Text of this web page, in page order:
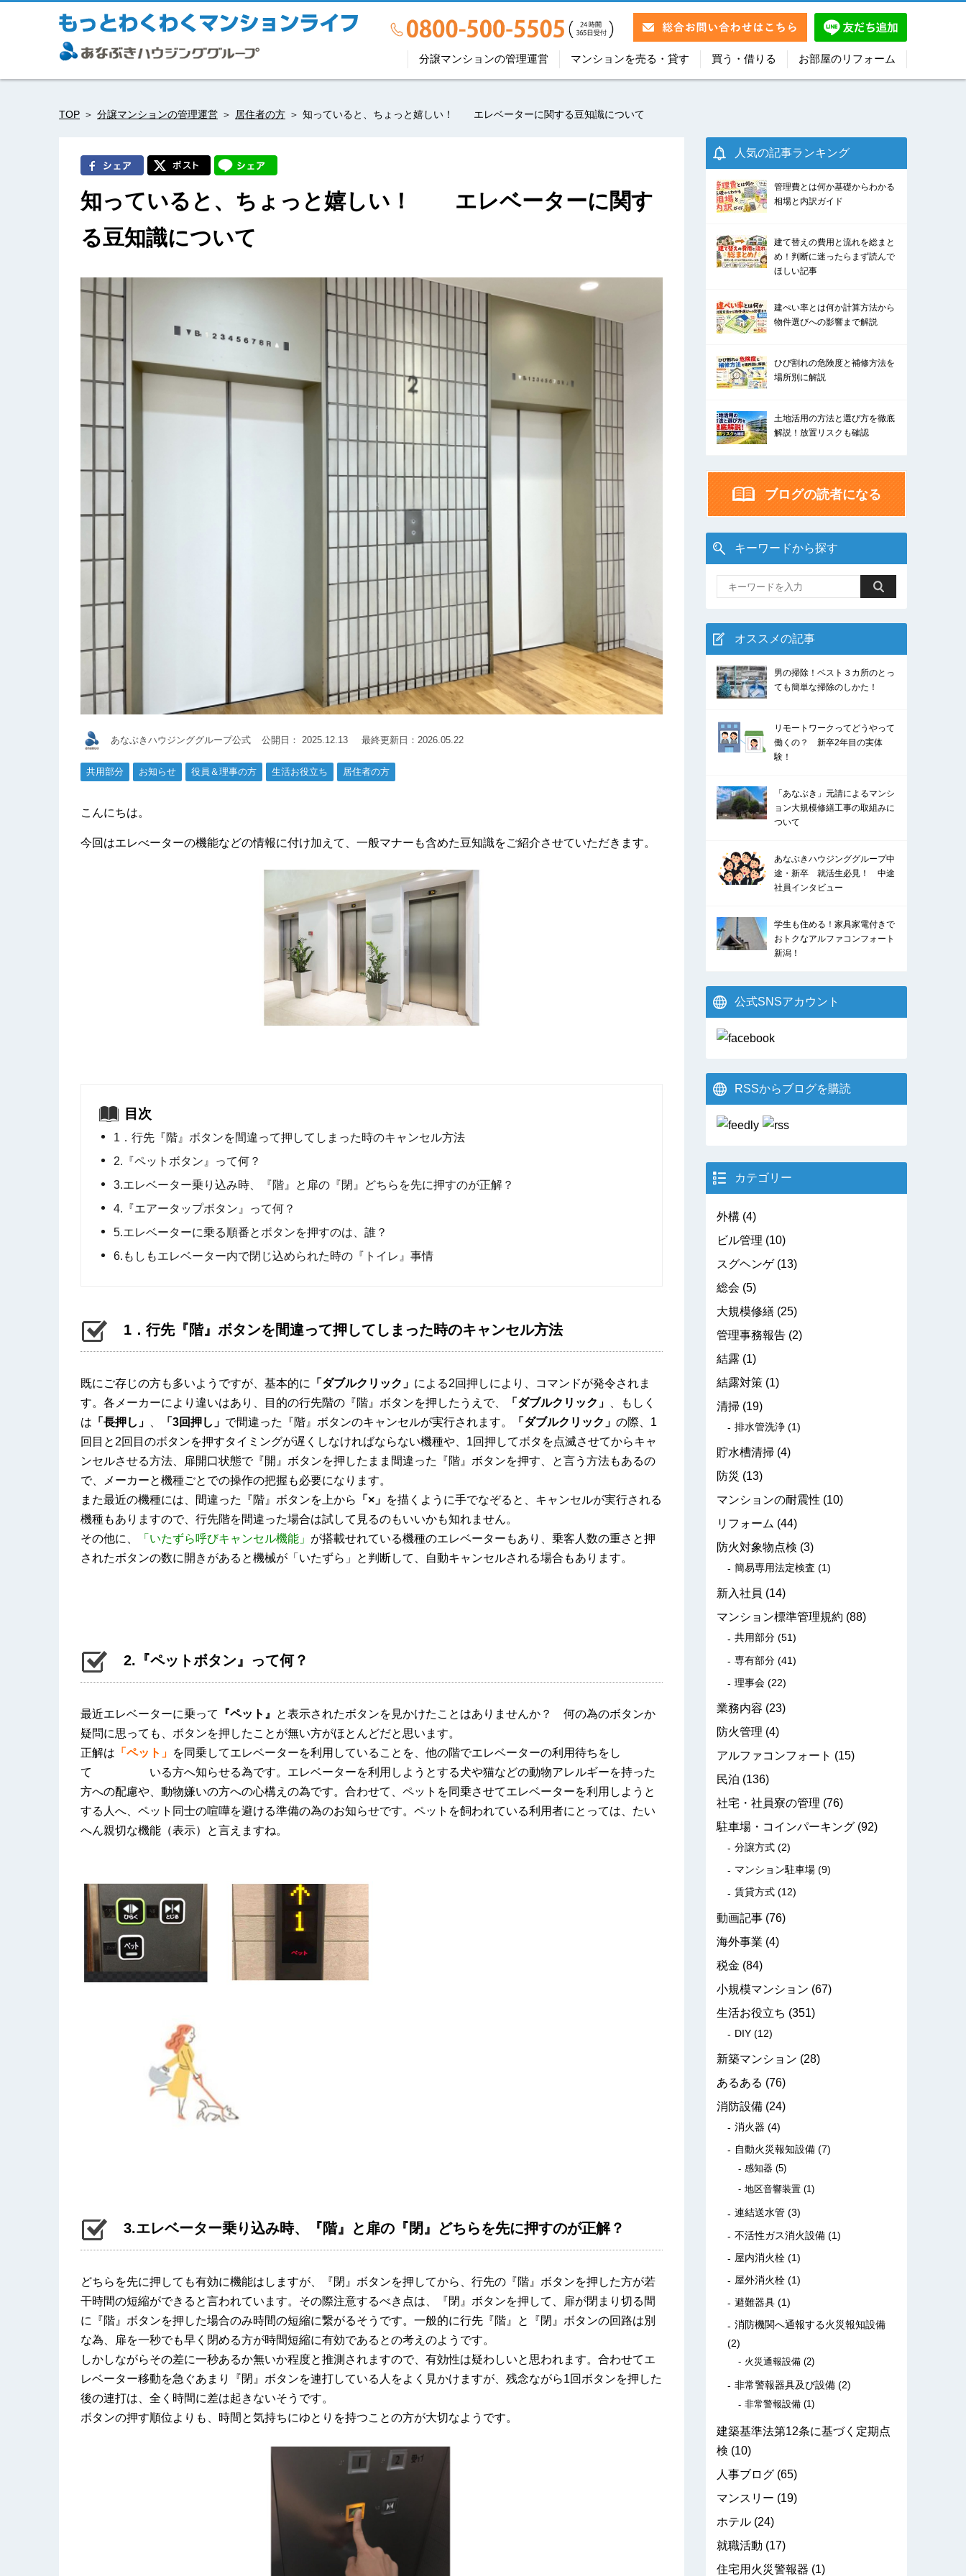
分譲マンションの管理運営 マンションを売る・貸す 買う・借りる お部屋のリフォーム
TOP 分譲マンションの管理運営 居住者の方 知っていると、ちょっと嬉しい！ エレベーターに関する豆知識について
知っていると、ちょっと嬉しい！ エレベーターに関す
る豆知識について
あなぶきハウジンググループ公式 公開日： 2025.12.13 最終更新日：2026.05.22
共用部分 お知らせ 役員＆理事の方 生活お役立ち 居住者の方
こんにちは。
今回はエレべーターの機能などの情報に付け加えて、一般マナーも含めた豆知識をご紹介させていただきます。
目次
1．行先『階』ボタンを間違って押してしまった時のキャンセル方法
2.『ペットボタン』って何？
3.エレベーター乗り込み時、『階』と扉の『閉』どちらを先に押すのが正解？
4.『エアータップボタン』って何？
5.エレベーターに乗る順番とボタンを押すのは、誰？
6.もしもエレベーター内で閉じ込められた時の『トイレ』事情
1．行先『階』ボタンを間違って押してしまった時のキャンセル方法
既にご存じの方も多いようですが、基本的に 「ダブルクリック」 による2回押しにより、コマンドが発令されま
す。各メーカーにより違いはあり、目的の行先階の『階』ボタンを押したうえで、
「ダブルクリック」
、もしく
は 「長押し」 「3回押し」 で間違った『階』ボタンのキャンセルが実行されます。 「ダブルクリック」 の際、1
回目と2回目のボタンを押すタイミングが遅くしなければならない機種や、1回押してボタを点滅させてからキャ
ンセルさせる方法、扉開口状態で『開』ボタンを押したまま間違った『階』ボタンを押す、と言う方法もあるの
で、メーカーと機種ごとでの操作の把握も必要になります。
また最近の機種には、間違った『階』ボタンを上から
「×」 を描くように手でなぞると、キャンセルが実行される
機種もありますので、行先階を間違った場合は試して見るのもいいかも知れません。
その他に、
「いたずら呼びキャンセル機能」 が搭載せれている機種のエレベーターもあり、乗客人数の重さと押
されたボタンの数に開きがあると機械が「いたずら」と判断して、自動キャンセルされる場合もあります。
2.『ペットボタン』って何？
最近エレベーターに乗って 『ペット』
と表示されたボタンを見かけたことはありませんか？ 何の為のボタンか
疑問に思っても、ボタンを押したことが無い方がほとんどだと思います。
正解は 「ペット」 を同乗してエレベーターを利用していることを、他の階でエレベーターの利用待ちをし
て いる方へ知らせる為です。エレベーターを利用しようとする犬や猫などの動物アレルギーを持った
方への配慮や、動物嫌いの方への心構えの為です。合わせて、ペットを同乗させてエレベーターを利用しようと
する人へ、ペット同士の喧嘩を避ける準備の為のお知らせです。ペットを飼われている利用者にとっては、たい
へん親切な機能（表示）と言えますね。
3.エレベーター乗り込み時、『階』と扉の『閉』どちらを先に押すのが正解？
どちらを先に押しても有効に機能はしますが、『閉』ボタンを押してから、行先の『階』ボタンを押した方が若
干時間の短縮ができると言われています。その際注意するべき点は、『閉』ボタンを押して、扉が閉まり切る間
に『階』ボタンを押した場合のみ時間の短縮に繋がるそうです。一般的に行先『階』と『閉』ボタンの回路は別
な為、扉を一秒でも早く閉める方が時間短縮に有効であるとの考えのようです。
しかしながらその差に一秒あるか無いか程度と推測されますので、有効性は疑わしいと思われます。合わせてエ
レベーター移動を急ぐあまり『閉』ボタンを連打している人をよく見かけますが、残念ながら1回ボタンを押した
後の連打は、全く時間に差は起きないそうです。
ボタンの押す順位よりも、時間と気持ちにゆとりを持つことの方が大切なようです。
人気の記事ランキング
管理費とは何か基礎からわかる
相場と内訳ガイド
建て替えの費用と流れを総まと
め！判断に迷ったらまず読んで
ほしい記事
建ぺい率とは何か計算方法から
物件選びへの影響まで解説
ひび割れの危険度と補修方法を
場所別に解説
土地活用の方法と選び方を徹底
解説！放置リスクも確認
ブログの読者になる
キーワードから探す
オススメの記事
男の掃除！ベスト３カ所のとっ
ても簡単な掃除のしかた！
リモートワークってどうやって
働くの？ 新卒2年目の実体
験！
「あなぶき」元請によるマンシ
ョン大規模修繕工事の取組みに
ついて
あなぶきハウジンググループ中
途・新卒 就活生必見！ 中途
社員インタビュー
学生も住める！家具家電付きで
おトクなアルファコンフォート
新潟！
公式SNSアカウント
RSSからブログを購読
カテゴリー
外構 (4)
ビル管理 (10)
スグヘンゲ(13)
総会 (5)
大規模修繕 (25)
管理事務報告 (2)
結露 (1)
結露対策 (1)
清掃 (19)
排水管洗浄 (1)
貯水槽清掃 (4)
防災 (13)
マンションの耐震性 (10)
リフォーム (44)
防火対象物点検 (3)
簡易専用法定検査 (1)
新入社員 (14)
マンション標準管理規約 (88)
共用部分 (51)
専有部分 (41)
理事会 (22)
業務内容 (23)
防火管理 (4)
アルファコンフォート (15)
民泊 (136)
社宅・社員寮の管理 (76)
駐車場・コインパーキング (92)
分譲方式 (2)
マンション駐車場 (9)
賃貸方式 (12)
動画記事 (76)
海外事業 (4)
税金 (84)
小規模マンション (67)
生活お役立ち (351)
DIY (12)
新築マンション (28)
あるある (76)
消防設備 (24)
消火器 (4)
自動火災報知設備 (7)
感知器 (5)
地区音響装置 (1)
連結送水管 (3)
不活性ガス消火設備 (1)
屋内消火栓 (1)
屋外消火栓 (1)
避難器具 (1)
消防機関へ通報する火災報知設備
(2)
火災通報設備 (2)
非常警報器具及び設備 (2)
非常警報設備 (1)
建築基準法第12条に基づく定期点
検 (10)
人事ブログ (65)
マンスリー (19)
ホテル (24)
就職活動 (17)
住宅用火災警報器 (1)